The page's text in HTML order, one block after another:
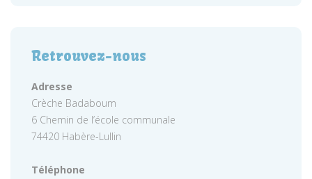
Retrouvez-nous
Adresse
Crèche Badaboum
6 Chemin de l’école communale
74420 Habère-Lullin
Téléphone